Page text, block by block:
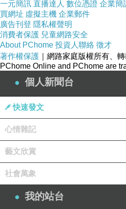
一元簡訊 直播達人 數位憑證 企業簡
買網址 虛擬主機 企業郵件
廣告刊登 隱私權聲明
消費者保護 兒童網路安全
About PChome 投資人聯絡 徵才
著作權保護 ｜網路家庭版權所有、
PChome Online and PChome are
個人新聞台
快速發文
心情雜記
藝文欣賞
社會萬象
我的站台